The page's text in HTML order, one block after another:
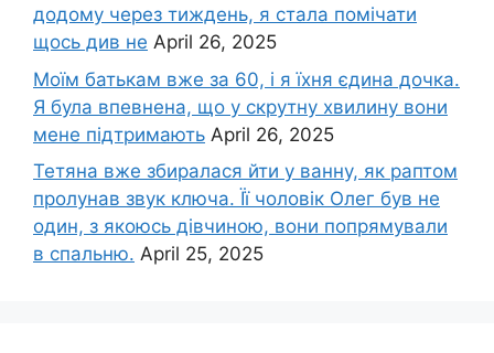
додому через тиждень, я стала помічати
щось див не April 26, 2025
Моїм батькам вже за 60, і я їхня єдина дочка.
Я була впевнена, що у скрутну хвилину вони
мене підтримають April 26, 2025
Тетяна вже збиралася йти у ванну, як раптом
пролунав звук ключа. Її чоловік Олег був не
один, з якоюсь дівчиною, вони попрямували
в спальню. April 25, 2025